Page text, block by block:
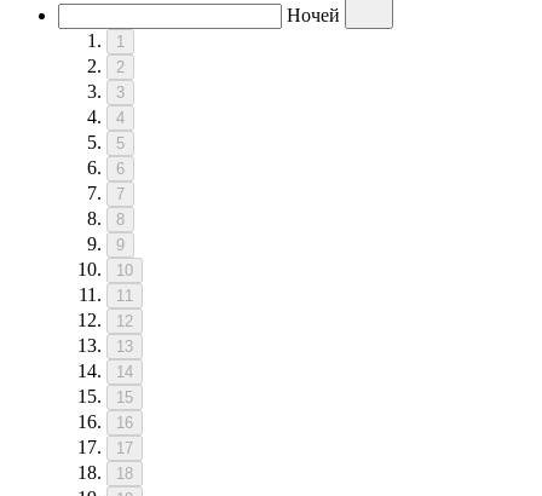
Ночей
1
2
3
4
5
6
7
8
9
10
11
12
13
14
15
16
17
18